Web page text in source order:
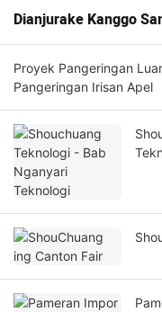
Dianjurake Kanggo
Proyek Pangeringan
Pangeringan Irisan Apel